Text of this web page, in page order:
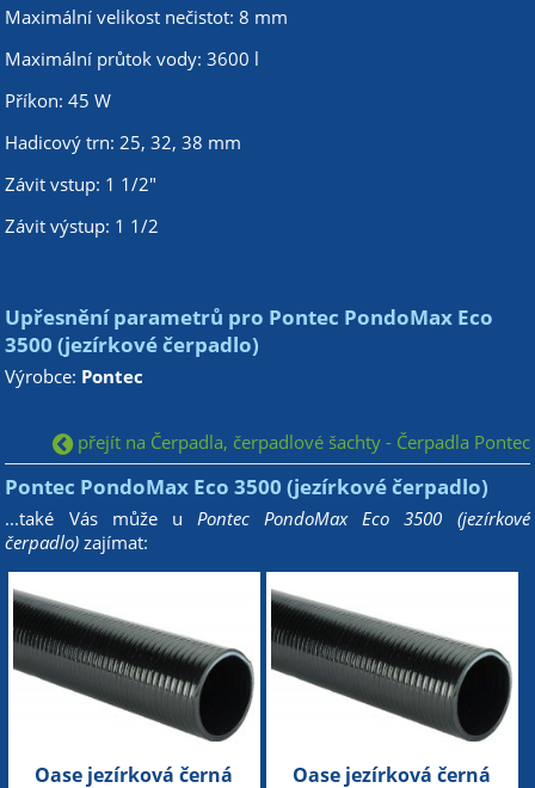
Maximální velikost nečistot: 8 mm
Maximální průtok vody: 3600 l
Příkon: 45 W
Hadicový trn: 25, 32, 38 mm
Závit vstup: 1 1/2"
Závit výstup: 1 1/2
Upřesnění parametrů pro Pontec PondoMax Eco
3500 (jezírkové čerpadlo)
Výrobce: Pontec
přejít na Čerpadla, čerpadlové šachty - Čerpadla Pontec
Pontec PondoMax Eco 3500 (jezírkové čerpadlo)
...také Vás může u Pontec PondoMax Eco 3500 (jezírkové
čerpadlo) zajímat:
Oase jezírková černá
Oase jezírková černá